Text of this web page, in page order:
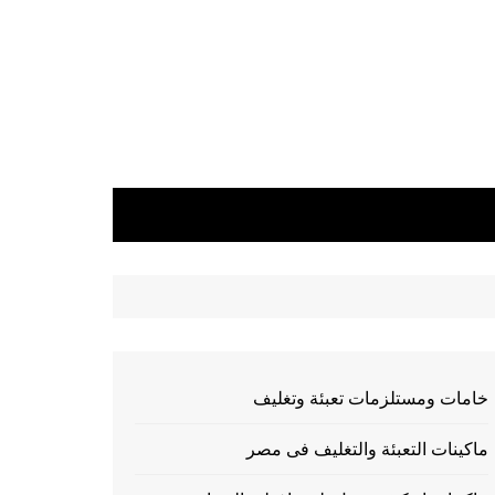
خامات ومستلزمات تعبئة وتغليف
ماكينات التعبئة والتغليف فى مصر